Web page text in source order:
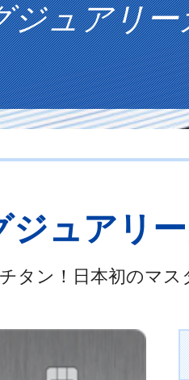
ジュアリー
ジュアリ
タン！日本初のマス